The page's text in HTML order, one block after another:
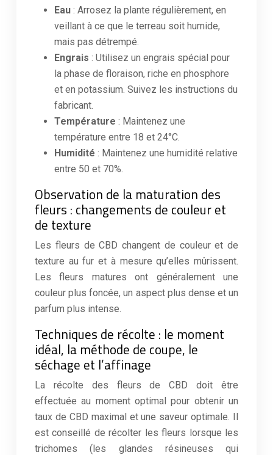
Eau : Arrosez la plante régulièrement, en
veillant à ce que le terreau soit humide,
mais pas détrempé.
Engrais : Utilisez un engrais spécial pour
la phase de floraison, riche en phosphore
et en potassium. Suivez les instructions du
fabricant.
Température : Maintenez une
température entre 18 et 24°C.
Humidité : Maintenez une humidité relative
entre 50 et 70%.
Observation de la maturation des
fleurs : changements de couleur et
de texture
Les fleurs de CBD changent de couleur et de
texture au fur et à mesure qu’elles mûrissent.
Les fleurs matures ont généralement une
couleur plus foncée, un aspect plus dense et un
parfum plus intense.
Techniques de récolte : le moment
idéal, la méthode de coupe, le
séchage et l’affinage
La récolte des fleurs de CBD doit être
effectuée au moment optimal pour obtenir un
taux de CBD maximal et une saveur optimale. Il
est conseillé de récolter les fleurs lorsque les
trichomes (les glandes résineuses qui